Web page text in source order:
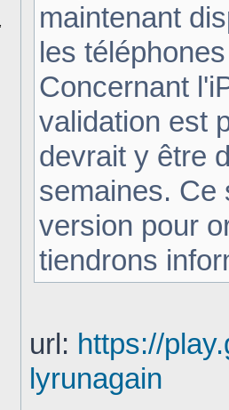
maintenant
les
Concernant
validation est
devrait y être
semaines. Ce
version pour
tiendrons
url: https://
lyrunagain